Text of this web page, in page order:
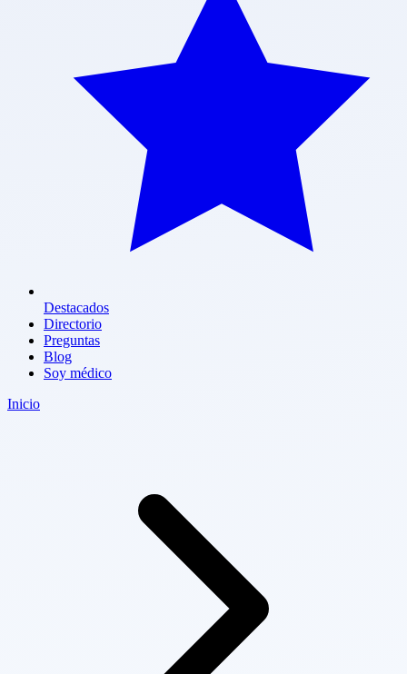
Destacados
Directorio
Preguntas
Blog
Soy médico
Inicio